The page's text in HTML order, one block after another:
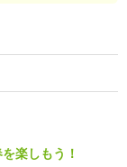
楽しもう！